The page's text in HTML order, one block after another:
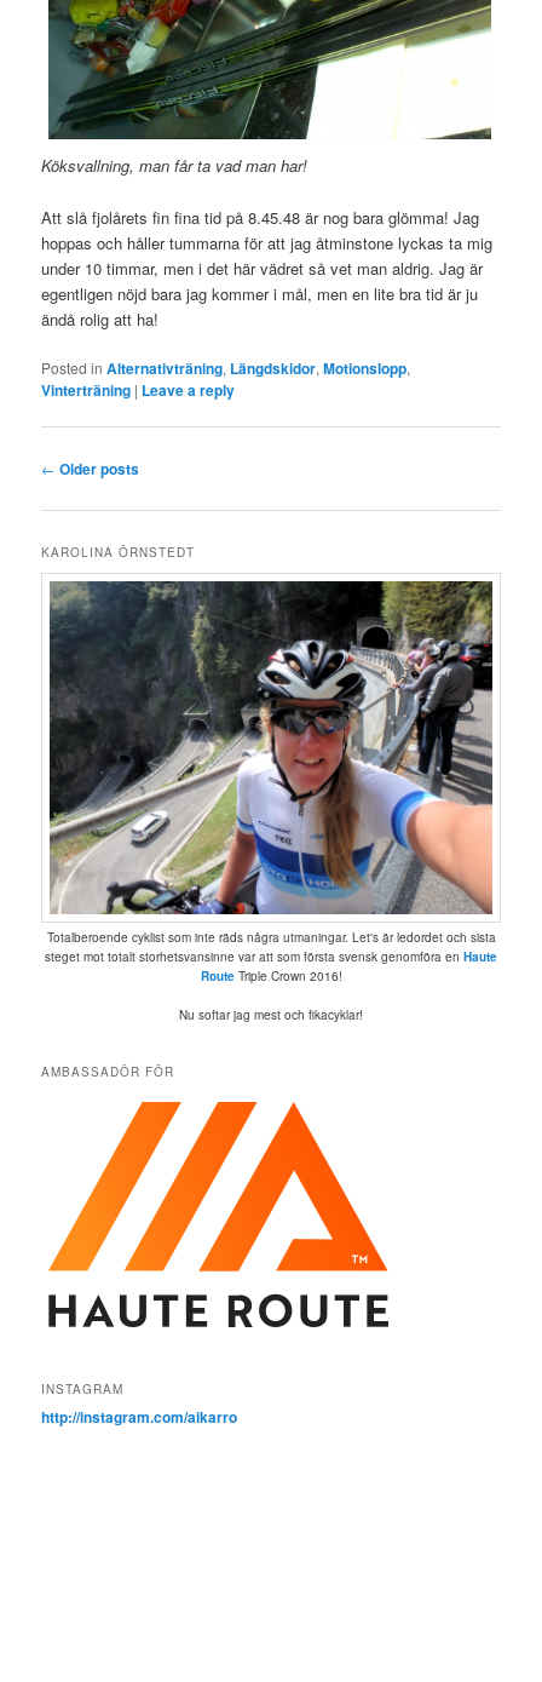
Köksvallning, man får ta vad man har!
Att slå fjolårets fin fina tid på 8.45.48 är nog bara glömma! Jag
hoppas och håller tummarna för att jag åtminstone lyckas ta mig
under 10 timmar, men i det här vädret så vet man aldrig. Jag är
egentligen nöjd bara jag kommer i mål, men en lite bra tid är ju
ändå rolig att ha!
Posted in Alternativträning, Längdskidor,Motionslopp,
Vinterträning | Leave a reply
Post
← Older posts
KAROLINA ÖRNSTEDT
Totalberoende cyklist som inte räds några utmaningar. Let's är ledordet och sista
steget mot totalt storhetsvansinne var att som första svensk genomföra en Haute
RouteTriple Crown 2016!
Nu softar jag mest och fikacyklar!
AMBASSADÖR FÖR
INSTAGRAM
http://instagram.com/aikarro